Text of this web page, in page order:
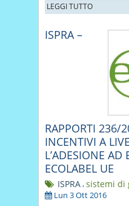
LEGGI TUTTO
ISPRA –
RAPPORTI 236/
INCENTIVI A
L’ADESIONE AD
ECOLABEL UE
ISPRA,sistemi di
Lun 3 Ott 2016